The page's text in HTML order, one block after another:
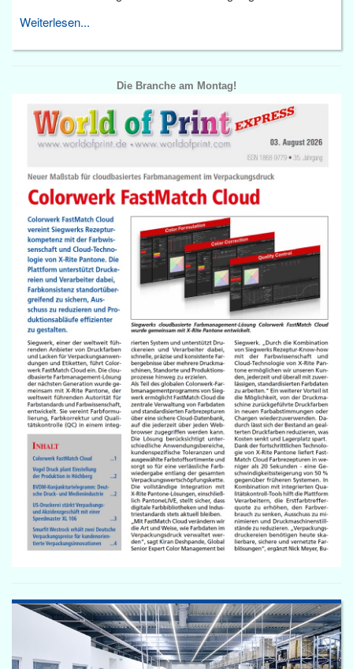
Weiterlesen...
Die Branche am Montag!